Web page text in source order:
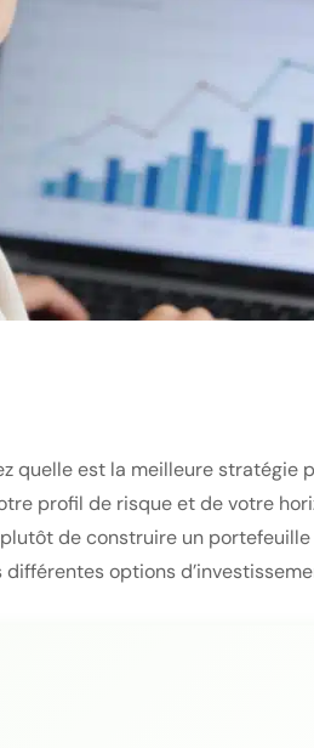
quelle est la meilleure stratégie
profil de risque et de votre
de construire un
options